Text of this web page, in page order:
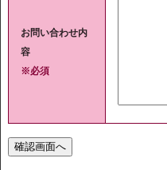
お問い合わせ内
容
※必須